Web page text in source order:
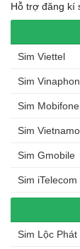
Hỗ trợ đăng kí
Sim Viettel
Sim
Sim Mobifone
Sim
Sim Gmobile
Sim iTelecom
Sim Lộc Phát